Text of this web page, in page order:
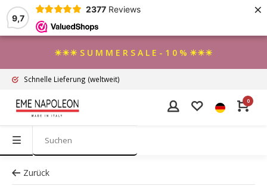
9,7
2377 Reviews ×
☀☀☀ S U M M E R S A L E - 1 0 % ☀☀☀
Schnelle Lieferung (weltweit)
0
Zurück